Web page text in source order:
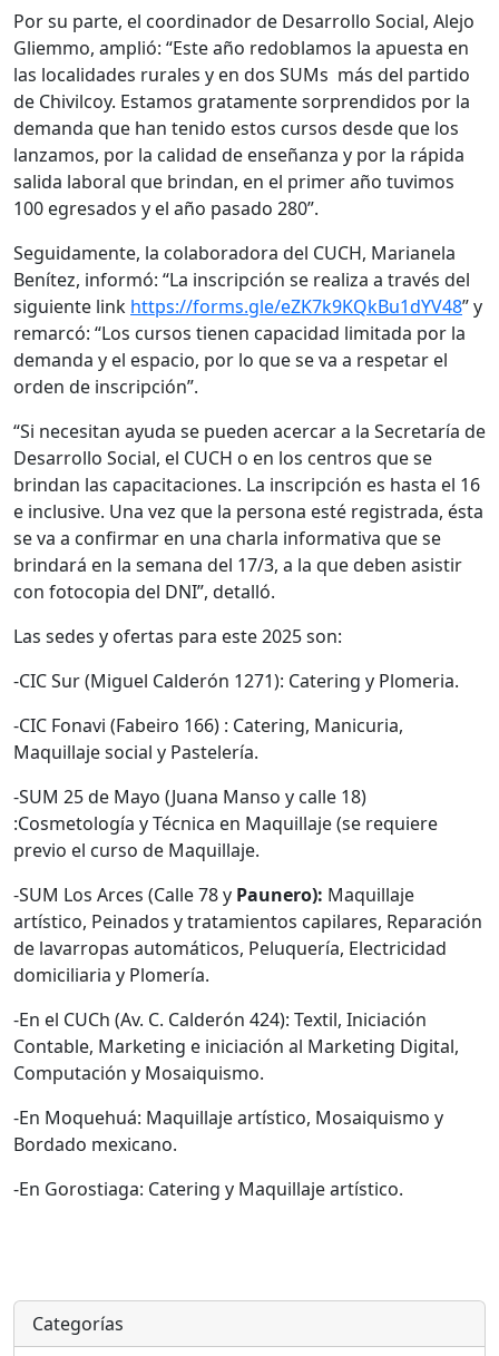
Por su parte, el coordinador de Desarrollo Social, Alejo
Gliemmo, amplió: “Este año redoblamos la apuesta en
las localidades rurales y en dos SUMs más del partido
de Chivilcoy. Estamos gratamente sorprendidos por la
demanda que han tenido estos cursos desde que los
lanzamos, por la calidad de enseñanza y por la rápida
salida laboral que brindan, en el primer año tuvimos
100 egresados y el año pasado 280”.
Seguidamente, la colaboradora del CUCH, Marianela
Benítez, informó: “La inscripción se realiza a través del
siguiente link https://forms.gle/eZK7k9KQkBu1dYV48” y
remarcó: “Los cursos tienen capacidad limitada por la
demanda y el espacio, por lo que se va a respetar el
orden de inscripción”.
“Si necesitan ayuda se pueden acercar a la Secretaría de
Desarrollo Social, el CUCH o en los centros que se
brindan las capacitaciones. La inscripción es hasta el 16
e inclusive. Una vez que la persona esté registrada, ésta
se va a confirmar en una charla informativa que se
brindará en la semana del 17/3, a la que deben asistir
con fotocopia del DNI”, detalló.
Las sedes y ofertas para este 2025 son:
-CIC Sur (Miguel Calderón 1271): Catering y Plomeria.
-CIC Fonavi (Fabeiro 166) : Catering, Manicuria,
Maquillaje social y Pastelería.
-SUM 25 de Mayo (Juana Manso y calle 18)
:Cosmetología y Técnica en Maquillaje (se requiere
previo el curso de Maquillaje.
-SUM Los Arces (Calle 78 y Paunero): Maquillaje
artístico, Peinados y tratamientos capilares, Reparación
de lavarropas automáticos, Peluquería, Electricidad
domiciliaria y Plomería.
-En el CUCh (Av. C. Calderón 424): Textil, Iniciación
Contable, Marketing e iniciación al Marketing Digital,
Computación y Mosaiquismo.
-En Moquehuá: Maquillaje artístico, Mosaiquismo y
Bordado mexicano.
-En Gorostiaga: Catering y Maquillaje artístico.
Categorías